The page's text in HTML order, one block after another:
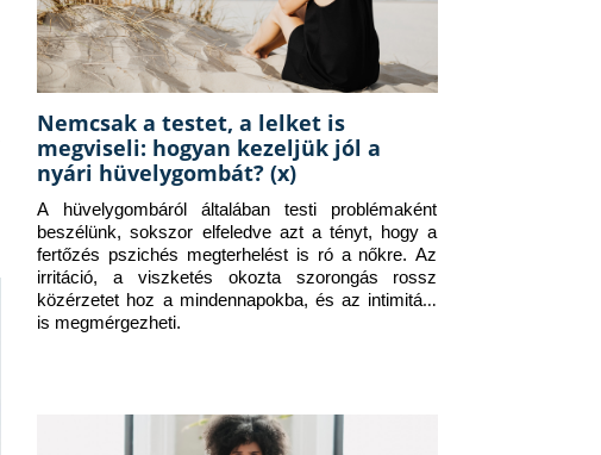
Nemcsak a testet, a lelket is
megviseli: hogyan kezeljük jól a
nyári hüvelygombát? (x)
A hüvelygombáról általában testi problémaként
beszélünk, sokszor elfeledve azt a tényt, hogy a
fertőzés pszichés megterhelést is ró a nőkre. Az
irritáció, a viszketés okozta szorongás rossz
közérzetet hoz a mindennapokba, és az intimitást
is megmérgezheti.